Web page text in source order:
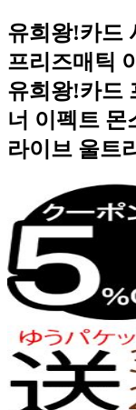
유희왕!카드
프리즈매틱
유희왕!카드
너 이펙트 몬
라이브 울트